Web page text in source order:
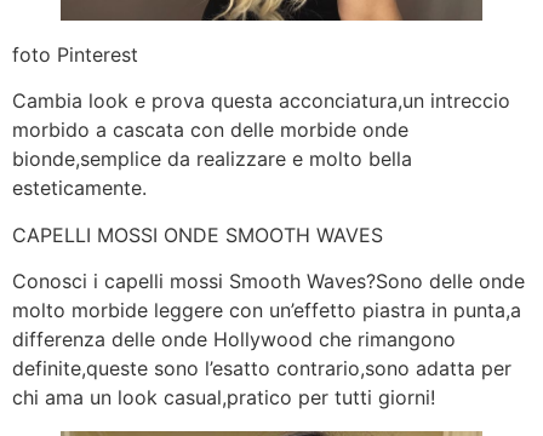
foto Pinterest
Cambia look e prova questa acconciatura,un intreccio
morbido a cascata con delle morbide onde
bionde,semplice da realizzare e molto bella
esteticamente.
CAPELLI MOSSI ONDE SMOOTH WAVES
Conosci i capelli mossi Smooth Waves?Sono delle onde
molto morbide leggere con un’effetto piastra in punta,a
differenza delle onde Hollywood che rimangono
definite,queste sono l’esatto contrario,sono adatta per
chi ama un look casual,pratico per tutti giorni!